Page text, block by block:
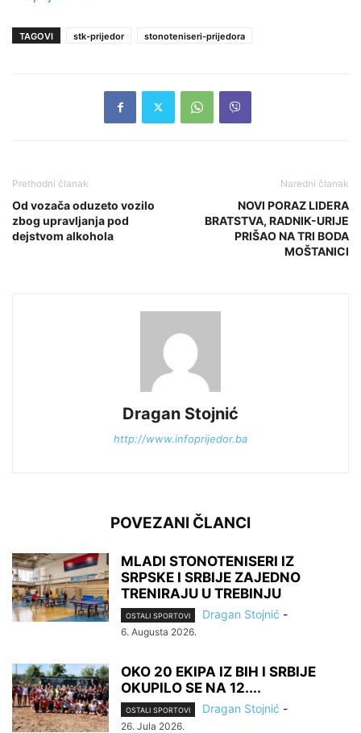
TAGOVI stk-prijedor stonoteniseri-prijedora
Prethodni članak
Od vozača oduzeto vozilo
zbog upravljanja pod
dejstvom alkohola
Naredni članak
NOVI PORAZ LIDERA
BRATSTVA, RADNIK-URIJE
PRIŠAO NA TRI BODA
MOŠTANICI
Dragan Stojnić
http://www.infoprijedor.ba
POVEZANI ČLANCI
MLADI STONOTENISERI IZ
SRPSKE I SRBIJE ZAJEDNO
TRENIRAJU U TREBINJU
OSTALI SPORTOVI Dragan Stojnić -
6. Augusta 2026.
OKO 20 EKIPA IZ BIH I SRBIJE
OKUPILO SE NA 12....
OSTALI SPORTOVI Dragan Stojnić -
26. Jula 2026.